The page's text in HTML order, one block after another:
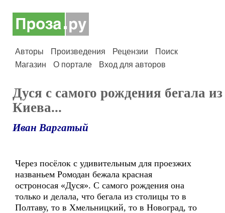
Авторы Произведения Рецензии
Поиск
Магазин
О портале Вход для авторов
Дуся с самого рождения бегала из
Киева...
Иван Варгатый
Через посёлок с удивительным для проезжих
названьем Ромодан бежала красная
остроносая «Дуся». С самого рождения она
только и делала, что бегала из столицы то в
Полтаву, то в Хмельницкий, то в Новоград, то